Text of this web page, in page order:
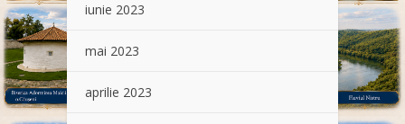
iunie 2023
mai 2023
aprilie 2023